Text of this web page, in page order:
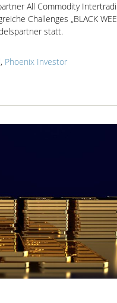
All Commodity
Challenges „BLACK
statt.
, Phoenix Investor